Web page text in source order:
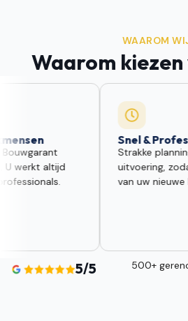
WAAROM
Waarom
Snel & Professioneel
Strakke planning en snelle
uitvoering, zodat u snel
van uw nieuwe badkamer.
5/5 500+